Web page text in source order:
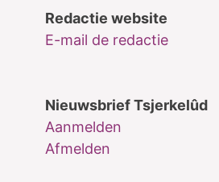
Redactie website
E-mail de redactie
Nieuwsbrief Tsjerkelûd
Aanmelden
Afmelden